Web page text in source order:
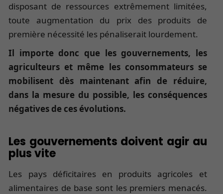
disposant de ressources extrêmement limitées,
toute augmentation du prix des produits de
première nécessité les pénaliserait lourdement.
Il importe donc que les gouvernements, les
agriculteurs et même les consommateurs se
mobilisent dès maintenant afin de réduire,
dans la mesure du possible, les conséquences
négatives de ces évolutions.
Les gouvernements doivent agir au
plus vite
Les pays déficitaires en produits agricoles et
alimentaires de base sont les premiers menacés.